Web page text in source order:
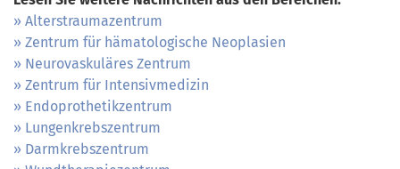
Alterstraumazentrum
Zentrum für hämatologische Neoplasien
Neurovaskuläres Zentrum
Zentrum für Intensivmedizin
Endoprothetikzentrum
Lungenkrebszentrum
Darmkrebszentrum